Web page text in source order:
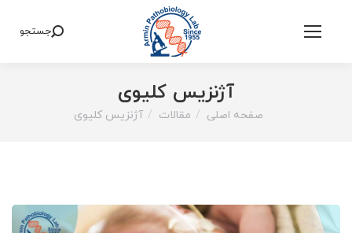
Search:
جستجو
آژنزیس کلیوی
You are here:
صفحه اصلی مقالات آژنزیس کلیوی